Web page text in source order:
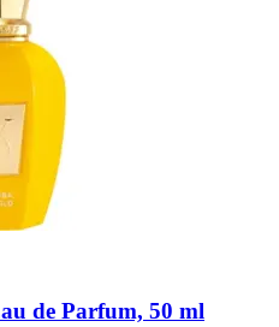
de Parfum, 50 ml